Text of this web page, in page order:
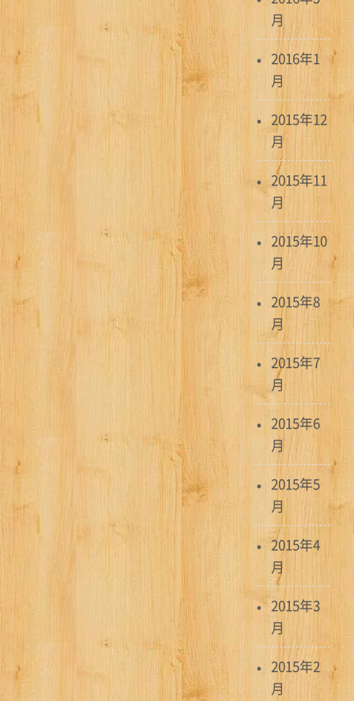
月
2016年1
月
2015年12
月
2015年11
月
2015年10
月
2015年8
月
2015年7
月
2015年6
月
2015年5
月
2015年4
月
2015年3
月
2015年2
月